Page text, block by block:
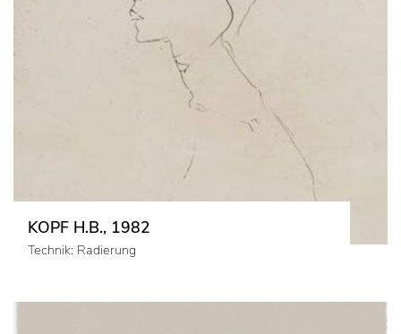
KOPF H.B., 1982
Technik: Radierung